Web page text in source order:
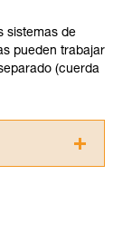
sistemas de
pueden trabajar
(cuerda